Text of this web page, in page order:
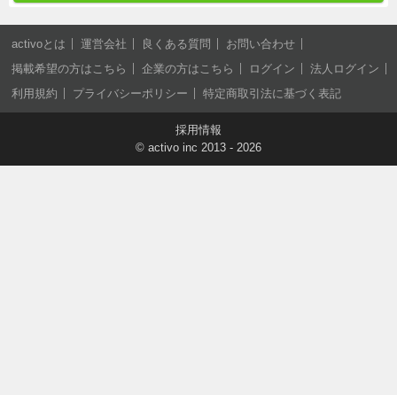
activoとは 運営会社 良くある質問
お問い合わせ
掲載希望の方はこちら
企業の方はこちら ログイン
法人ログイン
利用規約
プライバシーポリシー 特定商取引法に基づく表記
採用情報
© activo inc 2013 - 2026